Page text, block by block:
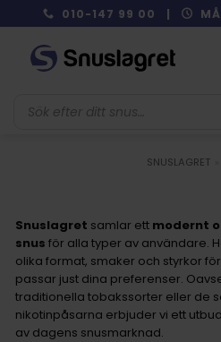
to
content
010-147 99 00 |
SNUSLAGRET
Snuslagret samlar ett modernt
snus för alla typer av användare.
olika format, smaker och styrkor
passar just dina preferenser.
traditionella tobakssorter eller de
nikotinpåsarna erbjuder vi ett
av dagens snusmarknad.